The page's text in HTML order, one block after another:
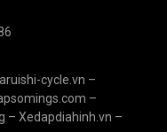
cycle.vn –
–
– Xedapdiahinh.vn –